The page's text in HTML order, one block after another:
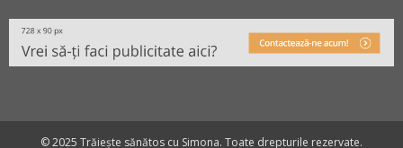
© 2025 Trăiește sănătos cu Simona. Toate drepturile rezervate.